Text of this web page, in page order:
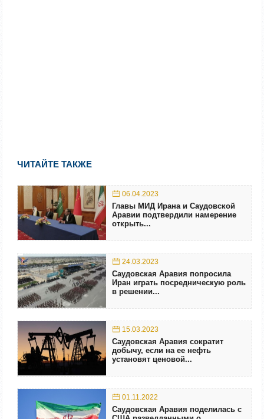
ЧИТАЙТЕ ТАКЖЕ
06.04.2023
Главы МИД Ирана и Саудовской
Аравии подтвердили намерение
открыть...
24.03.2023
Саудовская Аравия попросила
Иран играть посредническую роль
в решении...
15.03.2023
Саудовская Аравия сократит
добычу, если на ее нефть
установят ценовой...
01.11.2022
Саудовская Аравия поделилась с